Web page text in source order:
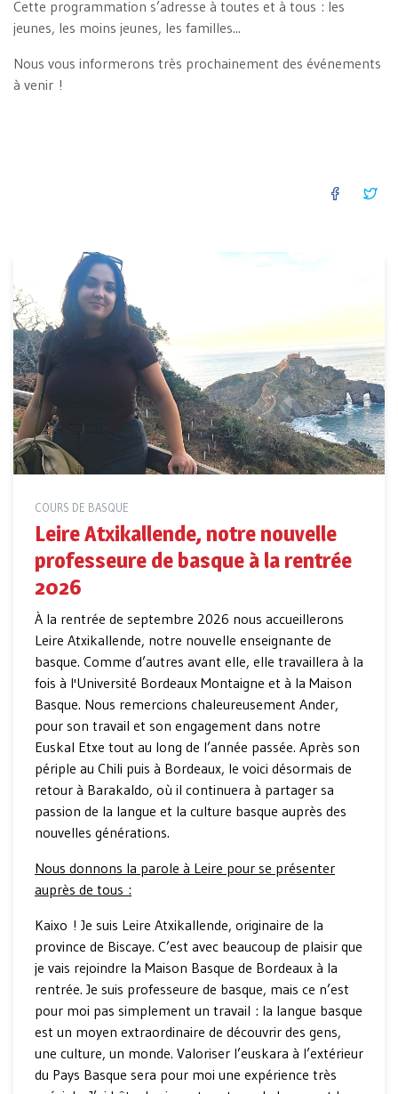
Cette programmation s’adresse à toutes et à tous : les
jeunes, les moins jeunes, les familles...
Nous vous informerons très prochainement des événements
à venir !
COURS DE BASQUE
Leire Atxikallende, notre nouvelle
professeure de basque à la rentrée
2026
À la rentrée de septembre 2026 nous accueillerons
Leire Atxikallende, notre nouvelle enseignante de
basque. Comme d’autres avant elle, elle travaillera à la
fois à l'Université Bordeaux Montaigne et à la Maison
Basque. Nous remercions chaleureusement Ander,
pour son travail et son engagement dans notre
Euskal Etxe tout au long de l’année passée. Après son
périple au Chili puis à Bordeaux, le voici désormais de
retour à Barakaldo, où il continuera à partager sa
passion de la langue et la culture basque auprès des
nouvelles générations.
Nous donnons la parole à Leire pour se présenter
auprès de tous :
Kaixo ! Je suis Leire Atxikallende, originaire de la
province de Biscaye. C’est avec beaucoup de plaisir que
je vais rejoindre la Maison Basque de Bordeaux à la
rentrée. Je suis professeure de basque, mais ce n’est
pour moi pas simplement un travail : la langue basque
est un moyen extraordinaire de découvrir des gens,
une culture, un monde. Valoriser l’euskara à l’extérieur
du Pays Basque sera pour moi une expérience très